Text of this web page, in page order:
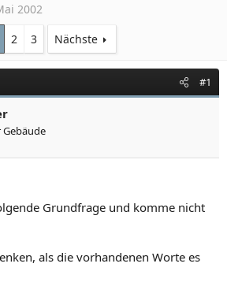
2002
2 3 Nächste
#1
Grundfrage und komme nicht
als die vorhandenen Worte es